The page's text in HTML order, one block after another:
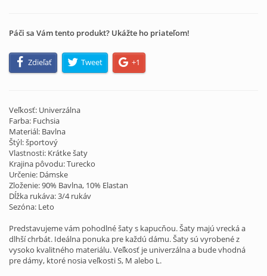
Páči sa Vám tento produkt? Ukážte ho priateľom!
Zdieľať Tweet +1
Veľkosť: Univerzálna
Farba: Fuchsia
Materiál: Bavlna
Štýl: športový
Vlastnosti: Krátke šaty
Krajina pôvodu: Turecko
Určenie: Dámske
Zloženie: 90% Bavlna, 10% Elastan
Dĺžka rukáva: 3/4 rukáv
Sezóna: Leto
Predstavujeme vám pohodlné šaty s kapucňou. Šaty majú vrecká a
dlhší chrbát. Ideálna ponuka pre každú dámu. Šaty sú vyrobené z
vysoko kvalitného materiálu. Veľkosť je univerzálna a bude vhodná
pre dámy, ktoré nosia veľkosti S, M alebo L.